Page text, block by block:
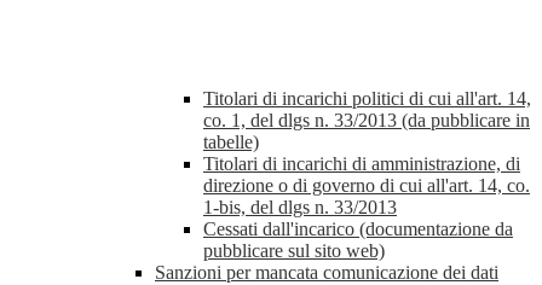
Titolari di incarichi politici di cui all'art. 14,
co. 1, del dlgs n. 33/2013 (da pubblicare in
tabelle)
Titolari di incarichi di amministrazione, di
direzione o di governo di cui all'art. 14, co.
1-bis, del dlgs n. 33/2013
Cessati dall'incarico (documentazione da
pubblicare sul sito web)
Sanzioni per mancata comunicazione dei dati